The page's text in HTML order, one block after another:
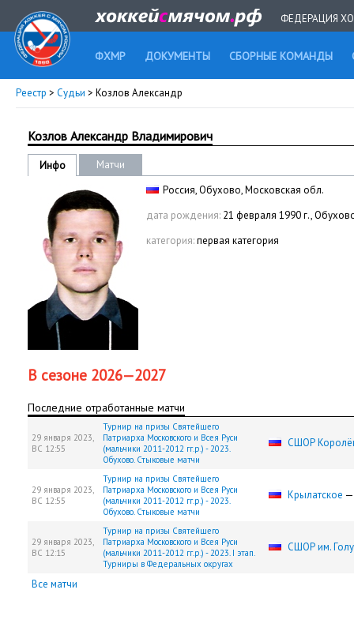
ФЕДЕРАЦИЯ
ФХМР ДОКУМЕНТЫ СБОРНЫЕ КОМАНДЫ
Реестр > Судьи > Козлов Александр
Козлов Александр Владимирович
Инфо
Матчи
Россия, Обухово, Московская обл.
дата рождения: 21 февраля 1990 г.,
категория:первая категория
В сезоне 2026—2027
Последние отработанные матчи
29 января 2023,
ВС 12:55
Турнир на призы Святейшего
Патриарха Московского и Всея Руси
(мальчики 2011-2012 гг.р.) - 2023.
Обухово. Стыковые матчи
СШОР
29 января 2023,
ВС 12:55
Турнир на призы Святейшего
Патриарха Московского и Всея Руси
(мальчики 2011-2012 гг.р.) - 2023.
Обухово. Стыковые матчи
Крылатское
29 января 2023,
ВС 12:15
Турнир на призы Святейшего
Патриарха Московского и Всея Руси
(мальчики 2011-2012 гг.р.) - 2023. I этап.
Турниры в Федеральных округах
СШОР им.
Все матчи